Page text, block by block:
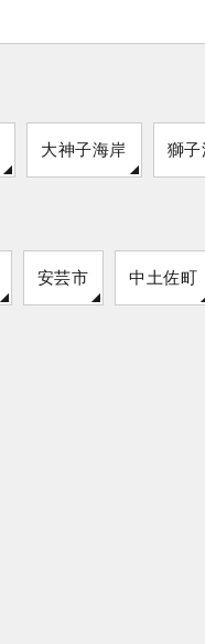
大神子海岸 獅子
安芸市 中土佐町